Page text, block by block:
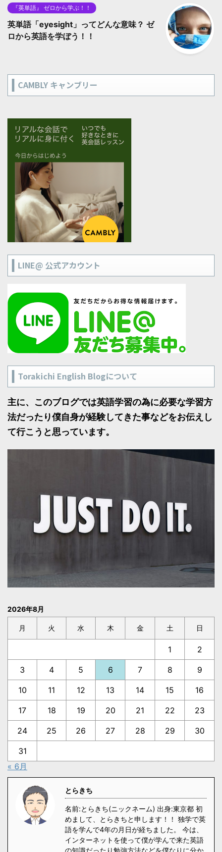
『英単語』 ゼロから学ぶ！！
英単語「eyesight」ってどんな意味？ ゼ
ロから英語を学ぼう！！
CAMBLY キャンブリー
LINE@ 公式アカウント
Torakichi English Blogについて
主に、このブログでは英語学習の為に必要な学習方
法だったり僕自身が経験してきた事などをお伝えし
て行こうと思っています。
2026年8月
月 火 水 木 金 土 日
1 2
3 4 5 6 7 8 9
10 11 12 13 14 15 16
17 18 19 20 21 22 23
24 25 26 27 28 29 30
31
« 6月
とらきち
名前:とらきち(ニックネーム) 出身:東京都 初
めまして、とらきちと申します！！ 独学で英
語を学んで4年の月日が経ちました。 今は、
インターネットを使って僕が学んで来た英語
の知識だったり勉強方法などを僕なりに分か